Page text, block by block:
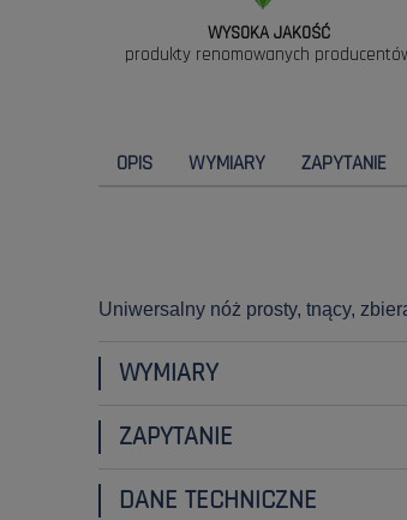
WYSOKA JAKOŚĆ
produkty renomowanych
OPIS WYMIARY ZAPYTANIE
Uniwersalny nóż prosty, tnący,
WYMIARY
ZAPYTANIE
DANE TECHNICZNE